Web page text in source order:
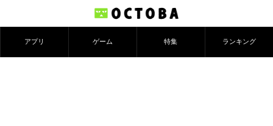
アプリ ゲーム 特集 ランキング